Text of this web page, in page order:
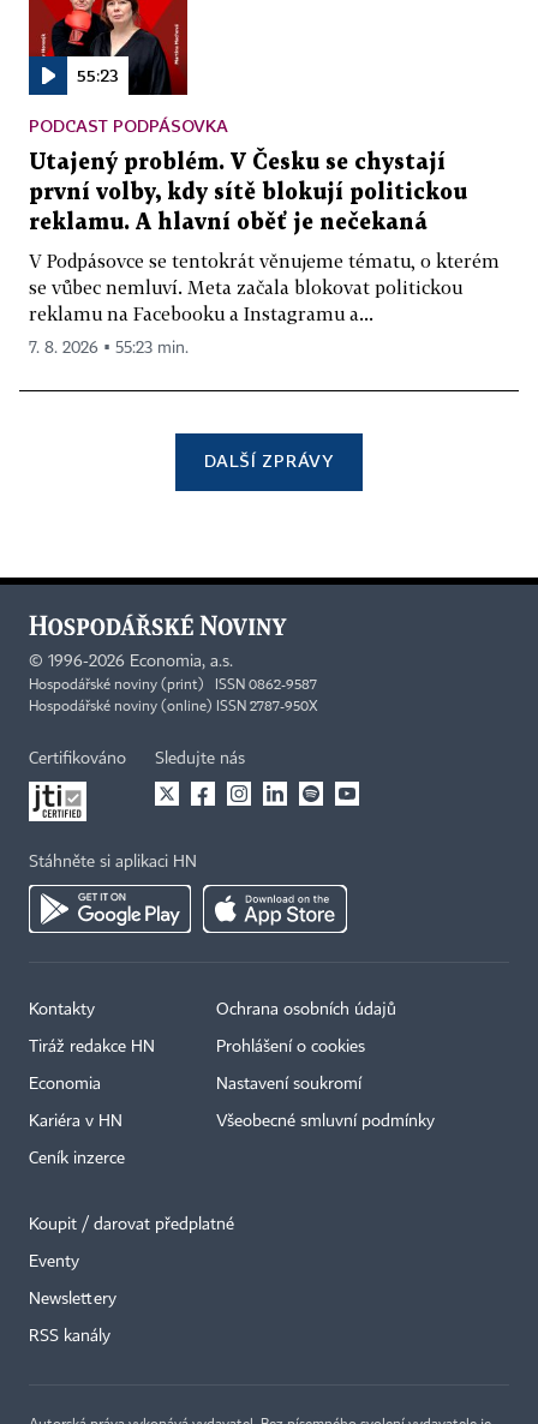
55:23
PODCAST PODPÁSOVKA
Utajený problém. V Česku se chystají
první volby, kdy sítě blokují politickou
reklamu. A hlavní oběť je nečekaná
V Podpásovce se tentokrát věnujeme tématu, o kterém
se vůbec nemluví. Meta začala blokovat politickou
reklamu na Facebooku a Instagramu a...
7. 8. 2026 ▪ 55:23 min.
DALŠÍ ZPRÁVY
© 1996-2026 Economia, a.s.
Hospodářské noviny (print) ISSN 0862-9587
Hospodářské noviny (online) ISSN 2787-950X
Certifikováno Sledujte nás
Stáhněte si aplikaci HN
Kontakty
Tiráž redakce HN
Economia
Kariéra v HN
Ceník inzerce
Ochrana osobních údajů
Prohlášení o cookies
Nastavení soukromí
Všeobecné smluvní podmínky
Koupit / darovat předplatné
Eventy
Newslettery
RSS kanály